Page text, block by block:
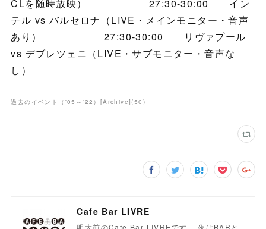
CLを随時放映） 27:30-30:00 イン
テル vs バルセロナ（LIVE・メインモニター・音声
あり） 27:30-30:00 リヴァプール
vs デブレツェニ（LIVE・サブモニター・音声な
し）
過去のイベント（'05～'22）[Archive](50 )
Cafe Bar LIVRE
明大前のCafe Bar LIVREです。 夜はBARと